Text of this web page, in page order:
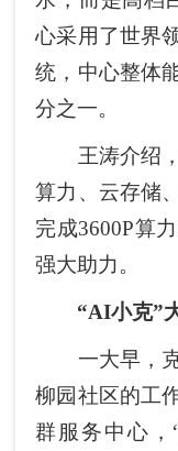
心采用了世界
统，中心整体
分之一。
王涛介绍，
算力、云存储
完成3600P算
强大助力。
“AI小克”
一大早，克
柳园社区的工
群服务中心